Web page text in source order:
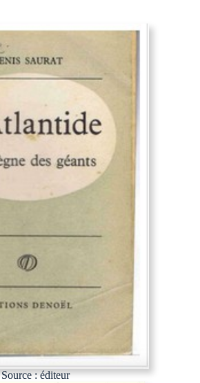
Source : éditeur